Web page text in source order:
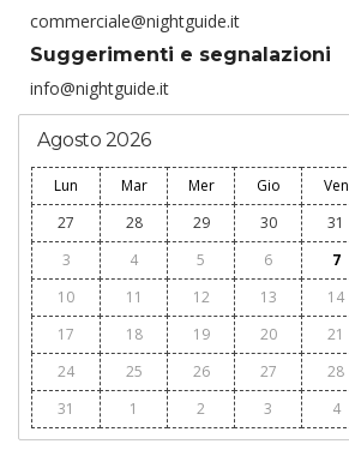
commerciale@nightguide.it
Suggerimenti e segnalazioni
info@nightguide.it
Agosto 2026
Lun Mar Mer Gio Ven
27
28 29 30 31
3
4 5 6 7
10
11 12 13 14
17
18 19 20 21
24
25 26 27 28
31
1 2 3 4